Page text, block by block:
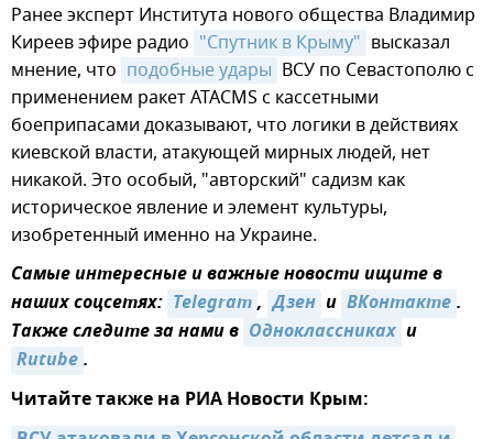
Ранее эксперт Института нового общества Владимир
Киреев эфире радио "Спутник в Крыму" высказал
мнение, что подобные удары ВСУ по Севастополю с
применением ракет ATACMS с кассетными
боеприпасами доказывают, что логики в действиях
киевской власти, атакующей мирных людей, нет
никакой. Это особый, "авторский" садизм как
историческое явление и элемент культуры,
изобретенный именно на Украине.
Самые интересные и важные новости ищите в
наших соцсетях: Telegram, Дзен и ВКонтакте.
Также следите за нами в Одноклассниках и
Rutube.
Читайте также на РИА Новости Крым: